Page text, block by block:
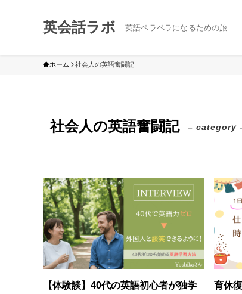
英会話ラボ 英語ペラペラになるための旅
ホーム 社会人の英語奮闘記
社会人の英語奮闘記 – category
【体験談】40代の英語初心者が独学
育休